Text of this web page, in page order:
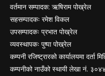
वर्तमान सम्पादक: ऋषिराम पोख्रेल
सहसम्पादकः रमेश विकल
उपसम्पादकः प्रभात पोख्रेल
व्यवस्थापकः पुष्पा पोख्रेल
कम्पनी रजिष्ट्रारको कार्यालयमा
कम्पनीको नाउँको स्थायी लेखा नं.